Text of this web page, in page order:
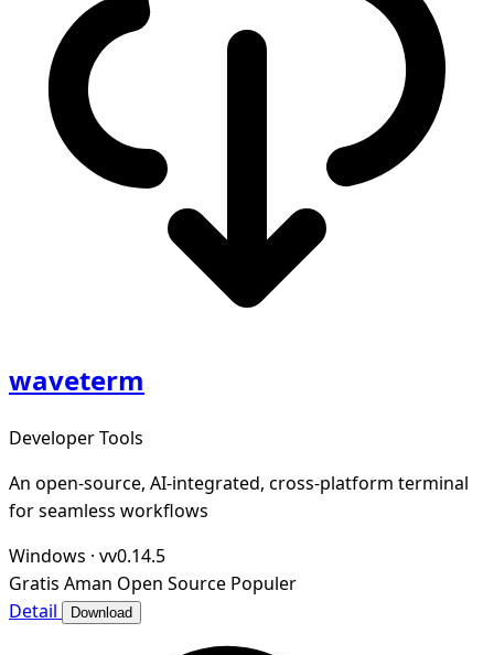
waveterm
Developer Tools
An open-source, AI-integrated, cross-platform terminal
for seamless workflows
Windows · vv0.14.5
Gratis Aman Open Source Populer
Detail
Download